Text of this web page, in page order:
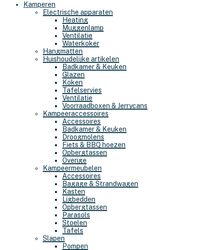
Kamperen
Electrische apparaten
Heating
Muggenlamp
Ventilatie
Waterkoker
Hangmatten
Huishoudelijke artikelen
Badkamer & Keuken
Glazen
Koken
Tafelservies
Ventilatie
Voorraadboxen & Jerrycans
Kampeeraccessoires
Accessoires
Badkamer & Keuken
Droogmolens
Fiets & BBQ hoezen
Opbergtassen
Overige
Kampeermeubelen
Accessoires
Bagage & Strandwagen
Kasten
Ligbedden
Opbergtassen
Parasols
Stoelen
Tafels
Slapen
Pompen